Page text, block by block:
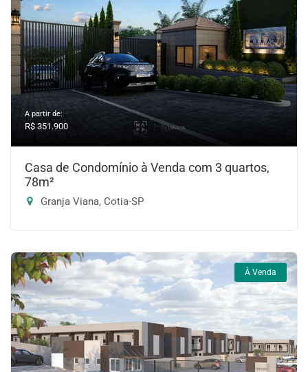
A partir de:
R$ 351.900
Casa de Condomínio à Venda com 3 quartos,
78m²
Granja Viana, Cotia-SP
À Venda